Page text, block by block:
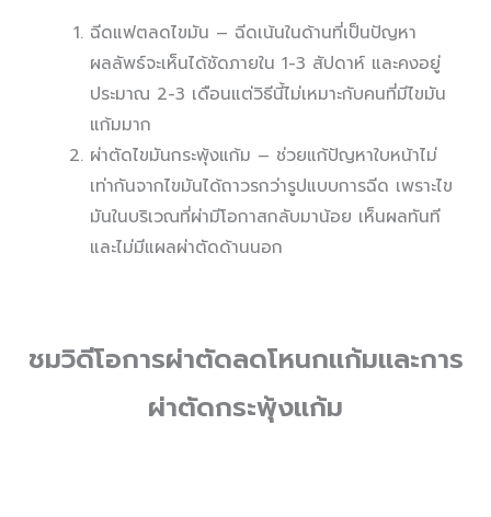
ฉีดแฟตลดไขมัน – ฉีดเน้นในด้านที่เป็นปัญหา
ผลลัพธ์จะเห็นได้ชัดภายใน 1-3 สัปดาห์ และคงอยู่
ประมาณ 2-3 เดือนแต่วิธีนี้ไม่เหมาะกับคนที่มีไขมัน
แก้มมาก
ผ่าตัดไขมันกระพุ้งแก้ม – ช่วยแก้ปัญหาใบหน้าไม่
เท่ากันจากไขมันได้ถาวรกว่ารูปแบบการฉีด เพราะไข
มันในบริเวณที่ผ่ามีโอกาสกลับมาน้อย เห็นผลทันที
และไม่มีแผลผ่าตัดด้านนอก
ชมวิดีโอการผ่าตัดลดโหนกแก้มและการ
ผ่าตัดกระพุ้งแก้ม